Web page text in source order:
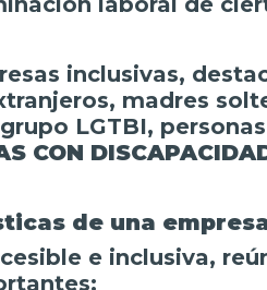
inclusivas,
madres
LGTBI,
CON
de una
e inclusiva,